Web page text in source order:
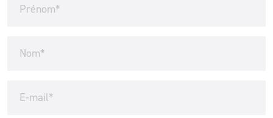
Prénom*
E-mail*
Nom*